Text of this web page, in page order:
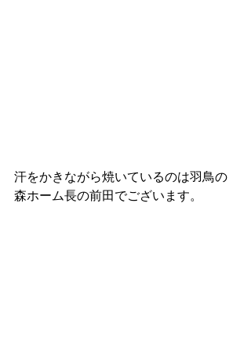
汗をかきながら焼いているのは羽鳥の
森ホーム長の前田でございます。